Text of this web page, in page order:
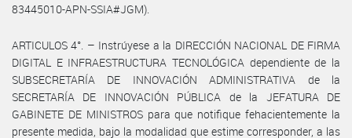
83445010-APN-SSIA#JGM).
ARTICULOS 4°. – Instrúyese a la DIRECCIÓN NACIONAL DE FIRMA
DIGITAL E INFRAESTRUCTURA TECNOLÓGICA dependiente de la
SUBSECRETARÍA DE INNOVACIÓN ADMINISTRATIVA de la
SECRETARÍA DE INNOVACIÓN PÚBLICA de la JEFATURA DE
GABINETE DE MINISTROS para que notifique fehacientemente la
presente medida, bajo la modalidad que estime corresponder, a las